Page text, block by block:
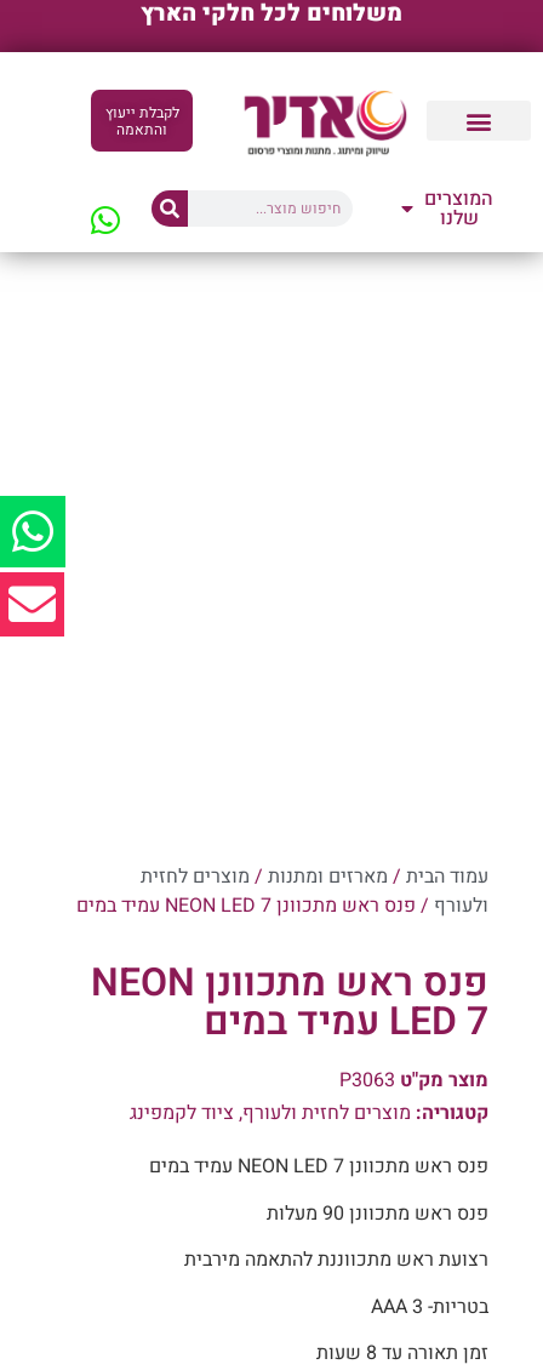
משלוחים לכל חלקי הארץ
לקבלת ייעוץ
והתאמה
המוצרים
שלנו
עמוד הבית/ מארזים ומתנות/ מוצרים לחזית
ולעורף / פנס ראש מתכוונן NEON LED 7 עמיד במים
פנס ראש מתכוונן NEON
LED 7 עמיד במים
מוצר מק"ט P3063
קטגוריה: מוצרים לחזית ולעורף, ציוד לקמפינג
פנס ראש מתכוונן NEON LED 7 עמיד במים
פנס ראש מתכוונן 90 מעלות
רצועת ראש מתכווננת להתאמה מירבית
בטריות- 3 AAA
זמן תאורה עד 8 שעות